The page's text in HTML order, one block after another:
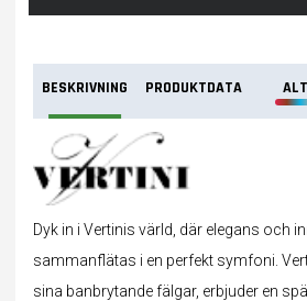
BESKRIVNING PRODUKTDATA
Dyk in i Vertinis värld, där elegans och
sammanflätas i en perfekt symfoni.
sina banbrytande fälgar, erbjuder en